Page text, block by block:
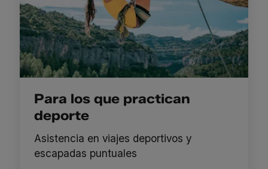
Para los que practican
deporte
Asistencia en viajes deportivos y
escapadas puntuales